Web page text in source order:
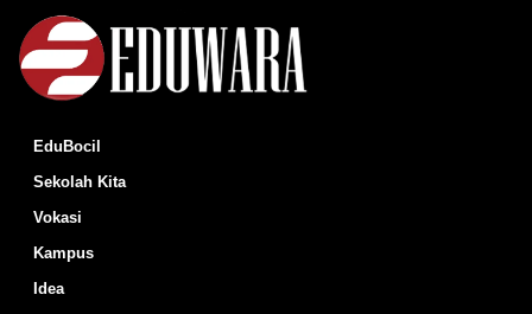
EduBocil
Sekolah Kita
Vokasi
Kampus
Idea